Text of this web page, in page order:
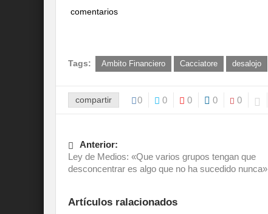
comentarios
Tags: Ambito Financiero Cacciatore desalojo
compartir 0 0 0 0 0
Anterior:
Ley de Medios: «Que varios grupos tengan que
desconcentrar es algo que no ha sucedido nunca»
Artículos ralacionados